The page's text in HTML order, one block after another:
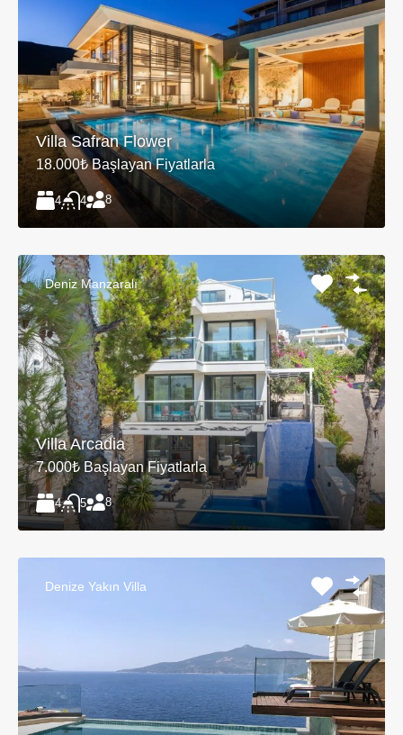
Villa Safran Flower
18.000₺ Başlayan Fiyatlarla
4 4 8
Deniz Manzaralı
Villa Arcadia
7.000₺ Başlayan Fiyatlarla
4 5 8
Denize Yakın Villa